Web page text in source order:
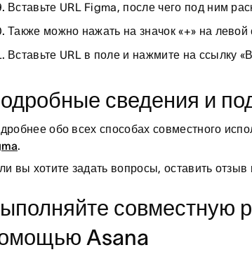
Вставьте URL Figma, после чего под ним
Также можно нажать на значок «+» на
Вставьте URL в поле и нажмите на ссылку
сведения и
обо всех способах совместного
.
вы хотите задать вопросы, оставить
совместную
Asana